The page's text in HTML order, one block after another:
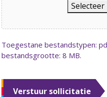
Toegestane bestandstypen:
bestandsgrootte: 8 MB.
Verstuur sollicitatie